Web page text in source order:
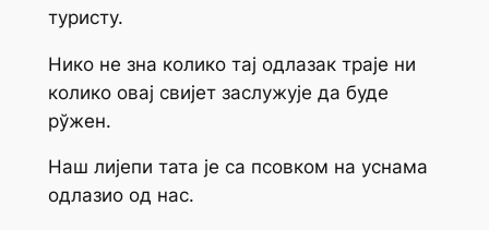
туристу.
Нико не зна колико тај одлазак траје ни
колико овај свијет заслужује да буде
рўжен.
Наш лијепи тата је са псовком на уснама
одлазио од нас.